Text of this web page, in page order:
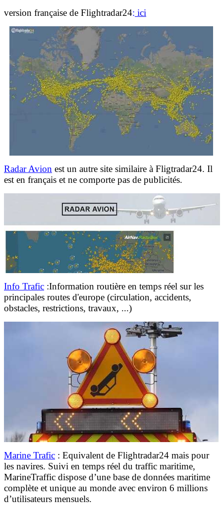
version française de Flightradar24: ici
Radar Avion est un autre site similaire à Fligtradar24. Il
est en français et ne comporte pas de publicités.
Info Trafic :Information routière en temps réel sur les
principales routes d'europe (circulation, accidents,
obstacles, restrictions, travaux, ...)
Marine Trafic : Equivalent de Flightradar24 mais pour
les navires. Suivi en temps réel du traffic maritime,
MarineTraffic dispose d’une base de données maritime
complète et unique au monde avec environ 6 millions
d’utilisateurs mensuels.